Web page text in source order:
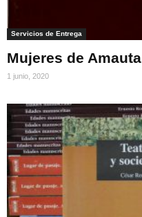
Servicios de Entrega
Mujeres de Amauta
1 junio, 2020